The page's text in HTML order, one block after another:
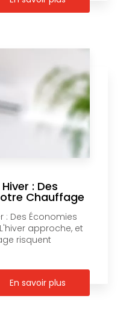
: Des
Chauffage
: Des Économies
approche, et
risquent
En savoir plus